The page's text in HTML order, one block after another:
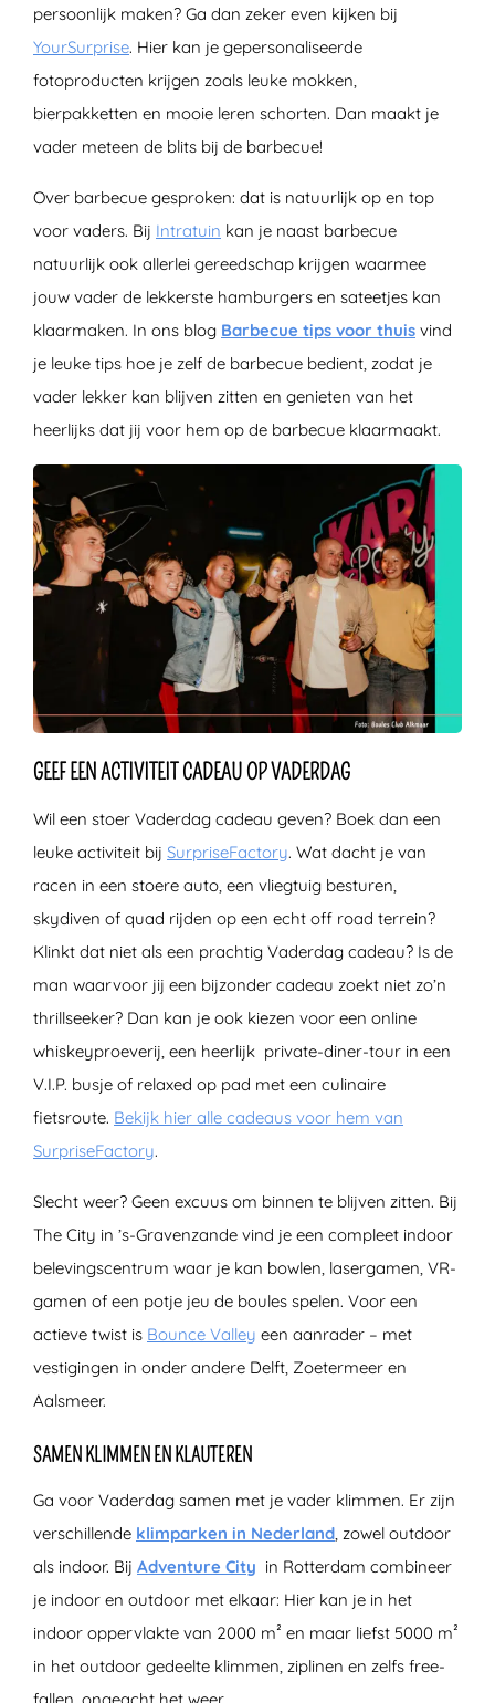
persoonlijk maken? Ga dan zeker even kijken bij
YourSurprise. Hier kan je gepersonaliseerde
fotoproducten krijgen zoals leuke mokken,
bierpakketten en mooie leren schorten. Dan maakt je
vader meteen de blits bij de barbecue!
Over barbecue gesproken: dat is natuurlijk op en top
voor vaders. Bij Intratuin kan je naast barbecue
natuurlijk ook allerlei gereedschap krijgen waarmee
jouw vader de lekkerste hamburgers en sateetjes kan
klaarmaken. In ons blog Barbecue tips voor thuis vind
je leuke tips hoe je zelf de barbecue bedient, zodat je
vader lekker kan blijven zitten en genieten van het
heerlijks dat jij voor hem op de barbecue klaarmaakt.
GEEF EEN ACTIVITEIT CADEAU OP VADERDAG
Wil een stoer Vaderdag cadeau geven? Boek dan een
leuke activiteit bij SurpriseFactory. Wat dacht je van
racen in een stoere auto, een vliegtuig besturen,
skydiven of quad rijden op een echt off road terrein?
Klinkt dat niet als een prachtig Vaderdag cadeau? Is de
man waarvoor jij een bijzonder cadeau zoekt niet zo’n
thrillseeker? Dan kan je ook kiezen voor een online
whiskeyproeverij, een heerlijk private-diner-tour in een
V.I.P. busje of relaxed op pad met een culinaire
fietsroute. Bekijk hier alle cadeaus voor hem van
SurpriseFactory.
Slecht weer? Geen excuus om binnen te blijven zitten. Bij
The City in ’s-Gravenzande vind je een compleet indoor
belevingscentrum waar je kan bowlen, lasergamen, VR-
gamen of een potje jeu de boules spelen. Voor een
actieve twist is Bounce Valley een aanrader – met
vestigingen in onder andere Delft, Zoetermeer en
Aalsmeer.
SAMEN KLIMMEN EN KLAUTEREN
Ga voor Vaderdag samen met je vader klimmen. Er zijn
verschillende klimparken in Nederland , zowel outdoor
als indoor. Bij Adventure City in Rotterdam combineer
je indoor en outdoor met elkaar: Hier kan je in het
indoor oppervlakte van 2000 m² en maar liefst 5000 m²
in het outdoor gedeelte klimmen, ziplinen en zelfs free-
fallen, ongeacht het weer.